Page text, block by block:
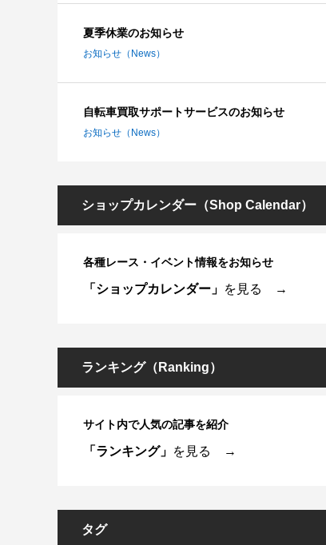
夏季休業のお知らせ
お知らせ（News）
自転車買取サポートサービスのお知らせ
お知らせ（News）
ショップカレンダー（Shop Calendar）
各種レース・イベント情報をお知らせ
「ショップカレンダー」 を見る →
ランキング（Ranking）
サイト内で人気の記事を紹介
「ランキング」 を見る →
タグ